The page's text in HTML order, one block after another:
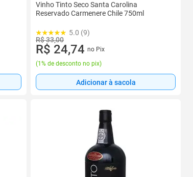
Vinho Tinto Seco Santa Carolina
Reservado Carmenere Chile 750ml
5.0 (9)
R$ 33,00
R$ 24,74 no Pix
(1% de desconto no pix)
Adicionar à sacola